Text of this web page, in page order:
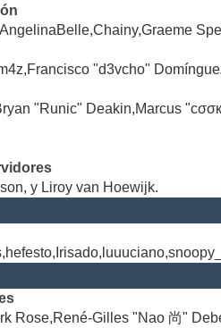
"d3vcho"
"Runic" Deakin,Marcus
y Liroy van Hoewijk.
Rose,René-Gilles "Nao 尚"